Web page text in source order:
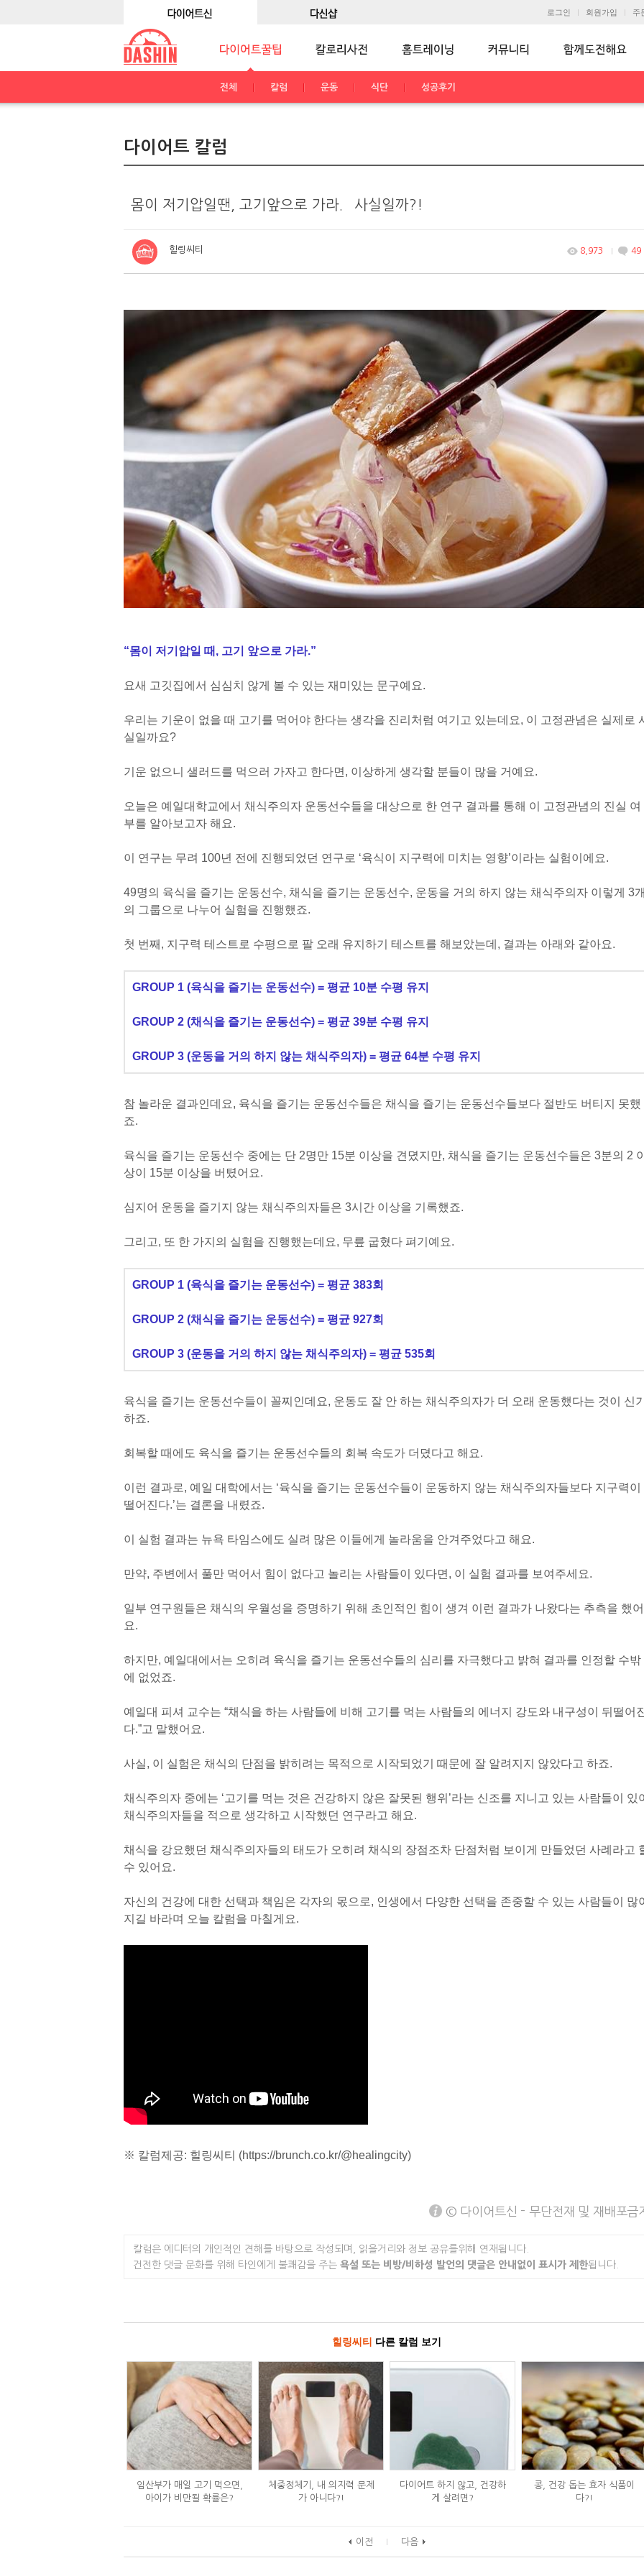
로그인 회원가입 주
전체 칼럼 운동 식단 성공후기
다이어트 칼럼
`몸이 저기압일땐, 고기앞으로 가라.` 사실일까?!
힐링씨티 8,973 49
“몸이 저기압일 때, 고기 앞으로 가라.”
요새 고깃집에서 심심치 않게 볼 수 있는 재미있는 문구예요.
우리는 기운이 없을 때 고기를 먹어야 한다는 생각을 진리처럼 여기고 있는데요, 이 고정관념은 실제로
실일까요?
기운 없으니 샐러드를 먹으러 가자고 한다면, 이상하게 생각할 분들이 많을 거예요.
오늘은 예일대학교에서 채식주의자 운동선수들을 대상으로 한 연구 결과를 통해 이 고정관념의 진실 여
부를 알아보고자 해요.
이 연구는 무려 100년 전에 진행되었던 연구로 ‘육식이 지구력에 미치는 영향’이라는 실험이에요.
49명의 육식을 즐기는 운동선수, 채식을 즐기는 운동선수, 운동을 거의 하지 않는 채식주의자 이렇게 3개
의 그룹으로 나누어 실험을 진행했죠.
첫 번째, 지구력 테스트로 수평으로 팔 오래 유지하기 테스트를 해보았는데, 결과는 아래와 같아요.
GROUP 1 (육식을 즐기는 운동선수) = 평균 10분 수평 유지
GROUP 2 (채식을 즐기는 운동선수) = 평균 39분 수평 유지
GROUP 3 (운동을 거의 하지 않는 채식주의자) = 평균 64분 수평 유지
참 놀라운 결과인데요, 육식을 즐기는 운동선수들은 채식을 즐기는 운동선수들보다 절반도 버티지 못했
죠.
육식을 즐기는 운동선수 중에는 단 2명만 15분 이상을 견뎠지만, 채식을 즐기는 운동선수들은 3분의 2 이
상이 15분 이상을 버텼어요.
심지어 운동을 즐기지 않는 채식주의자들은 3시간 이상을 기록했죠.
그리고, 또 한 가지의 실험을 진행했는데요, 무릎 굽혔다 펴기예요.
GROUP 1 (육식을 즐기는 운동선수) = 평균 383회
GROUP 2 (채식을 즐기는 운동선수) = 평균 927회
GROUP 3 (운동을 거의 하지 않는 채식주의자) = 평균 535회
육식을 즐기는 운동선수들이 꼴찌인데요, 운동도 잘 안 하는 채식주의자가 더 오래 운동했다는 것이 신기
하죠.
회복할 때에도 육식을 즐기는 운동선수들의 회복 속도가 더뎠다고 해요.
이런 결과로, 예일 대학에서는 ‘육식을 즐기는 운동선수들이 운동하지 않는 채식주의자들보다 지구력이
떨어진다.’는 결론을 내렸죠.
이 실험 결과는 뉴욕 타임스에도 실려 많은 이들에게 놀라움을 안겨주었다고 해요.
만약, 주변에서 풀만 먹어서 힘이 없다고 놀리는 사람들이 있다면, 이 실험 결과를 보여주세요.
일부 연구원들은 채식의 우월성을 증명하기 위해 초인적인 힘이 생겨 이런 결과가 나왔다는 추측을 했어
요.
하지만, 예일대에서는 오히려 육식을 즐기는 운동선수들의 심리를 자극했다고 밝혀 결과를 인정할 수밖
에 없었죠.
예일대 피셔 교수는 “채식을 하는 사람들에 비해 고기를 먹는 사람들의 에너지 강도와 내구성이 뒤떨어
다.”고 말했어요.
사실, 이 실험은 채식의 단점을 밝히려는 목적으로 시작되었기 때문에 잘 알려지지 않았다고 하죠.
채식주의자 중에는 ‘고기를 먹는 것은 건강하지 않은 잘못된 행위’라는 신조를 지니고 있는 사람들이 있
채식주의자들을 적으로 생각하고 시작했던 연구라고 해요.
채식을 강요했던 채식주의자들의 태도가 오히려 채식의 장점조차 단점처럼 보이게 만들었던 사례라고
수 있어요.
자신의 건강에 대한 선택과 책임은 각자의 몫으로, 인생에서 다양한 선택을 존중할 수 있는 사람들이 많
지길 바라며 오늘 칼럼을 마칠게요.
※ 칼럼제공: 힐링씨티 (https://brunch.co.kr/@healingcity)
© 다이어트신 - 무단전재 및 재배포금
칼럼은 에디터의 개인적인 견해를 바탕으로 작성되며, 읽을거리와 정보 공유를위해 연재됩니다.
건전한 댓글 문화를 위해 타인에게 불쾌감을 주는 욕설 또는 비방/비하성 발언의 댓글은 안내없이 표시가 제한됩니다.
힐링씨티 다른 칼럼 보기
임산부가 매일 고기 먹으면,
아이가 비만될 확률은?
체중정체기, 내 의지력 문제
가 아니다?!
다이어트 하지 않고, 건강하
게 살려면?
콩, 건강 돕는 효자 식품이
다?!
이전 다음